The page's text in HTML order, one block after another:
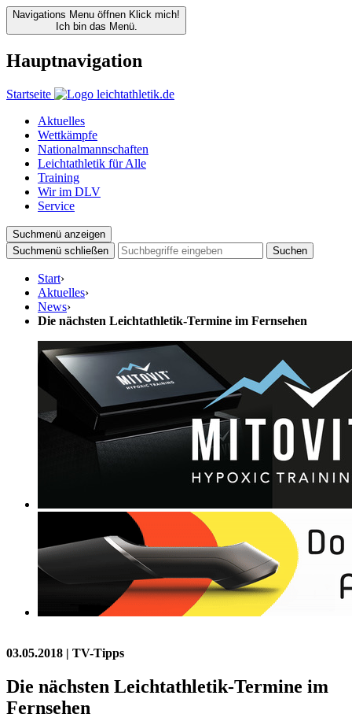
Navigations Menu öffnen Klick mich!
Ich bin das Menü.
Hauptnavigation
Startseite
Aktuelles
Wettkämpfe
Nationalmannschaften
Leichtathletik für Alle
Training
Wir im DLV
Service
Suchmenü anzeigen
Suchmenü schließen
Suchen
Start›
Aktuelles›
News›
Die nächsten Leichtathletik-Termine im Fernsehen
03.05.2018 | TV-Tipps
Die nächsten Leichtathletik-Termine im
Fernsehen